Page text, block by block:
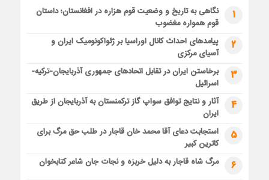
1
نگاهی به تاریخ و وضعیت قوم هزاره در افغانستان؛ داستان
قوم همواره مغضوب
2
پیامدهای احداث کانال اوراسیا بر ژئواکونومیک ایران و
آسیای مرکزی
3
برخاستن ایران در تقابل اتحادهای جمهوری آذربایجان-ترکیه-
اسرائیل
4
آثار و نتایج توافق سواپ گاز ترکمنستان به آذربایجان از طریق
ایران
5
استجابت دعای آقا محمد خان قاجار در طلب حق مرگ برای
کاترین کبیر
6 مرگ شاه قاجار به دلیل خربزه و نجات جان شاعر کتابخوان